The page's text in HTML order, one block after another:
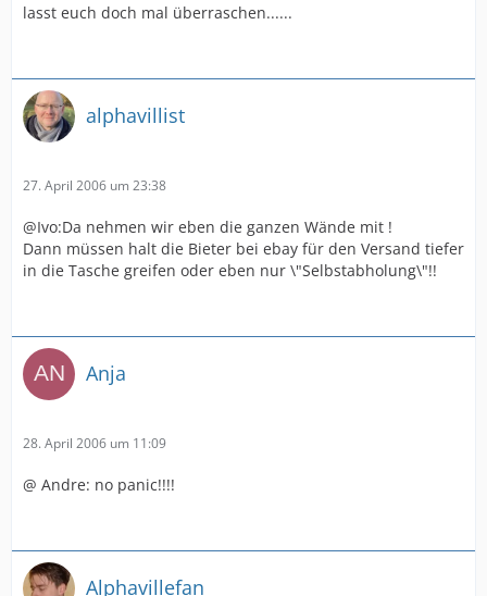
lasst euch doch mal überraschen......
alphavillist
27. April 2006 um 23:38
@Ivo:Da nehmen wir eben die ganzen Wände mit !
Dann müssen halt die Bieter bei ebay für den Versand tiefer
in die Tasche greifen oder eben nur \"Selbstabholung\"!!
Anja
28. April 2006 um 11:09
@ Andre: no panic!!!!
Alphavillefan